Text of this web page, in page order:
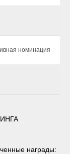
номинация
награды: